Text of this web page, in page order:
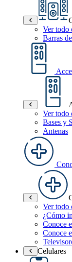
Ver todo
Barras
Ver todo
Bases y
Antenas
Ver todo
¿Cómo
Conoce
Conoce
Celulares